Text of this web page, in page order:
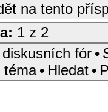
na tento
1 z 2
fór •
téma • Hledat •